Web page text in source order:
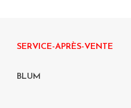
SERVICE-APRÈS-VENTE
BLUM